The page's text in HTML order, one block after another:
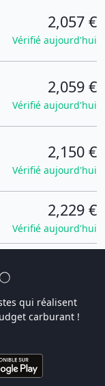
2,057 €
Vérifié aujourd'hui
2,059 €
Vérifié aujourd'hui
2,150 €
Vérifié aujourd'hui
2,229 €
Vérifié aujourd'hui
qui réalisent
carburant !